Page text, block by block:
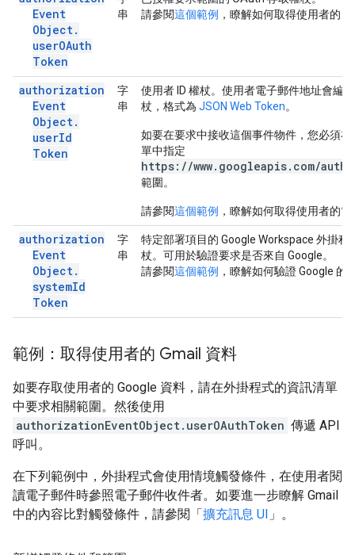
Event
Object.
userOAuth
Token
串
請參閱這個範例 ，瞭解如何取得使用者的
authorization
Event
Object.
userId
Token
字
串
使用者 ID 權杖。使用者電子郵件地址會編
杖，格式為 JSON Web Token。
如要在要求中接收這個事件物件，您必須
單中指定
https://www.googleapis.com/
範圍。
請參閱這個範例 ，瞭解如何取得使用者的
authorization
Event
Object.
systemId
Token
字
串
特定部署項目的 Google Workspace 外掛程
杖。可用於驗證要求是否來自 Google。
請參閱這個範例 ，瞭解如何驗證 Google 的
範例：取得使用者的 Gmail 資料
如要存取使用者的 Google 資料，請在外掛程式的資訊清單
中要求相關範圍。然後使用
authorizationEventObject.userOAuthToken 傳遞 API
呼叫。
在下列範例中，外掛程式會使用情境觸發條件，在使用者閱
讀電子郵件時參照電子郵件收件者。如要進一步瞭解 Gmail
中的內容比對觸發條件，請參閱「擴充訊息 UI 」。